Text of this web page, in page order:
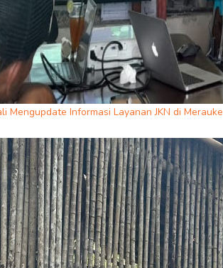
Mengupdate Informasi Layanan JKN di Merauke